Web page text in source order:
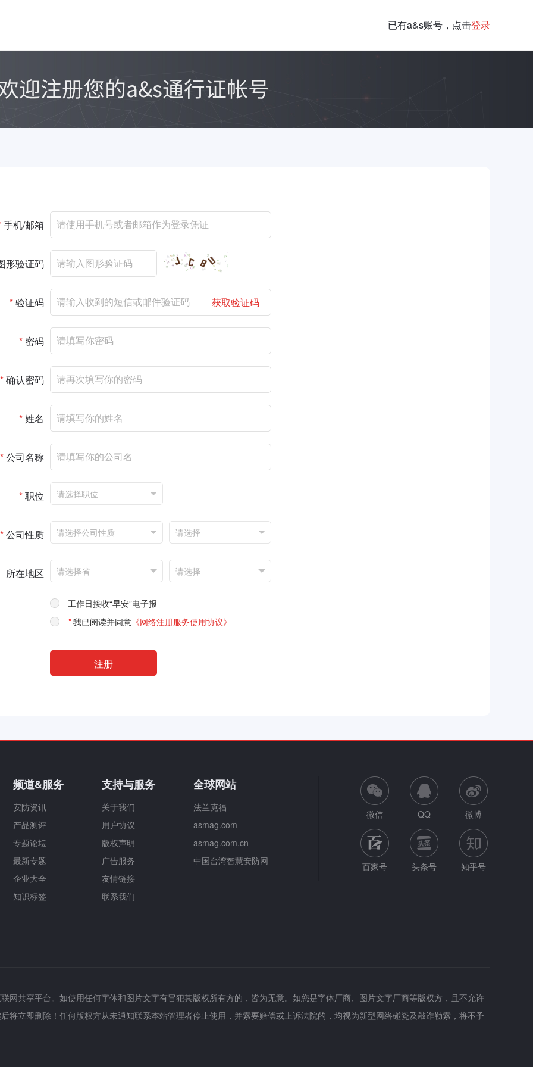
已有a&s账号，点击登录
手机/邮箱
形验证码
*验证码 获取验证码
* 密码
*确认密码
*姓名
*公司名称
*职位
*公司性质
所在地区
工作日接收“早安”电子报
*我已阅读并同意 《网络注册服务使用协议》
频道&服务
安防资讯
产品测评
专题论坛
最新专题
企业大全
知识标签
支持与服务
关于我们
用户协议
版权声明
广告服务
友情链接
联系我们
全球网站
法兰克福
asmag.com
asmag.com.cn
中国台湾智慧安防网
微信 QQ 微博
百家号 头条号 知乎号
网共享平台。如使用任何字体和图片文字有冒犯其版权所有方的，皆为无意。如您是字体厂商、图片文字厂商等版权方，且不允许
将立即删除！任何版权方从未通知联系本站管理者停止使用，并索要赔偿或上诉法院的，均视为新型网络碰瓷及敲诈勒索，将不予